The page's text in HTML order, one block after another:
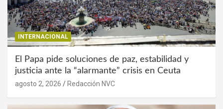
INTERNACIONAL
El Papa pide soluciones de paz, estabilidad y
justicia ante la “alarmante” crisis en Ceuta
agosto 2, 2026 Redacción NVC